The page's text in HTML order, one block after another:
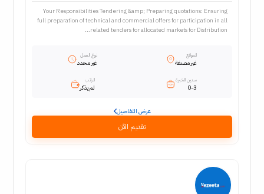
Your Responsibilities Tendering &amp; Preparing quotations: Ensuring
full preparation of technical and commercial offers for participation in all
related tenders for allocated markets for Distribution...
الموقع
غير مصنفة
نوع العمل
غير محدد
سنين الخبرة
0-3
الراتب
لم يذكر
عرض التفاصيل
تقديم الآن